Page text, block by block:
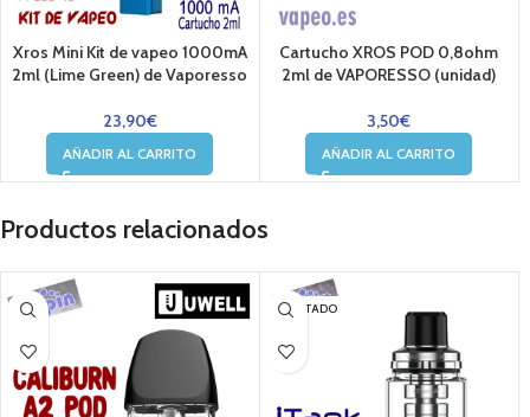
Xros Mini Kit de vapeo 1000mA
2ml (Lime Green) de Vaporesso
23,90€
AÑADIR AL CARRITO
Cartucho XROS POD 0,8ohm
2ml de VAPORESSO (unidad)
3,50€
AÑADIR AL CARRITO
Productos relacionados
AGOTADO